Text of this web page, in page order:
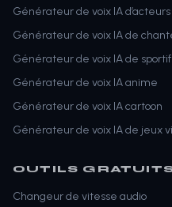
Générateur de voix IA d’acteurs
Générateur de voix IA de
Générateur de voix IA de
Générateur de voix IA anime
Générateur de voix IA cartoon
Générateur de voix IA de jeux
OUTILS
Changeur de vitesse audio